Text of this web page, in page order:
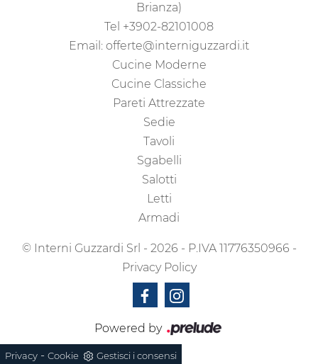
Brianza)
Tel +3902-82101008
Email: offerte@interniguzzardi.it
Cucine Moderne
Cucine Classiche
Pareti Attrezzate
Sedie
Tavoli
Sgabelli
Salotti
Letti
Armadi
© Interni Guzzardi Srl - 2026 - P.IVA 11776350966 -
Privacy Policy
Powered by
Privacy - Cookie Gestisci i consensi